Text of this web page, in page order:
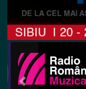
Previous